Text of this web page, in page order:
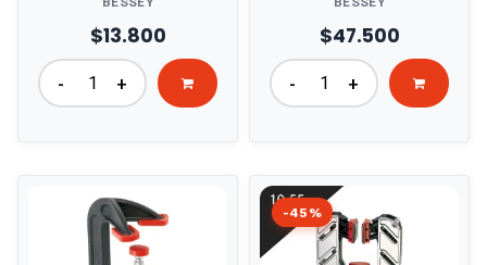
$13.800
- +
$47.500
- +
-45%